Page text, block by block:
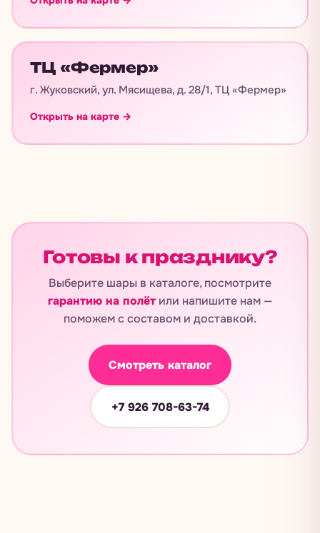
ТЦ «Фермер»
г. Жуковский, ул. Мясищева, д. 28/1, ТЦ «Фермер»
Готовы к празднику?
Выберите шары в каталоге, посмотрите
гарантию на полётили напишите нам —
поможем с составом и доставкой.
Смотреть каталог
+7 926 708-63-74